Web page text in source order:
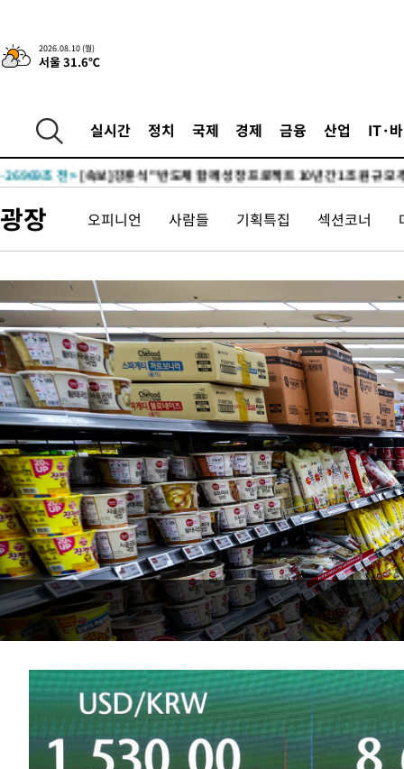
2026.08.10 (월)
서울 31.6℃
실시간 정치 국제 경제 금융 산업 IT·
-28314초 전 >
[단독]체온 40.6도 쓰러진 해명…"엄살"이라며 훈련강요
-27322초 전 >
수"
-26969초 전 >[속보]강훈식 "반도체 함께 성장 프로젝트 10년간 1조원 규모
평가 단축"
-24889초 전 >
[속보]경찰, '내부 비리' 자진신고자 징계 감면…포상금 1억으
-24133초 전 >누그러진 극한 폭염…'낮 최고 34도' 무더위는 이어져[내일날
-18542초 전 >[속보]원·달러 환율, 2.3원 오른 1418.4원 마감
-18386초 전 >[속보]코스피, 40.89포인트(0.65%) 오른 6299.66 마감
-18372초 전 >[속보]코스닥, 55.66포인트(6.97%) 오른 854.47 마감
-15079초 전 >대포통장 107개로 불법도박 수익 5062억 세탁…19명 검거
-13556초 전 >[속보]이 대통령 "2028년 중순까지 광주 군공항 기능 다른 군
으로 임시 배치해 산단 조기 착공"
-10706초 전 >포항스틸야드 관중석 천장 석재 낙하…K리그 전구장 긴급 점검
10분 전 >[속보]'전장연 시위' 1호선 용산역 상행선 무정차 통과 종료
36분 전 >[속보]코스닥 지수 5%대 급등에 '매수 사이드카' 발동
1시간 전 >[속보]원·달러 환율, 오전 9시 1410.3원
1시간 전 > [속보]코스닥, 8.85포인트(1.11%) 오른 807.66 개장
1시간 전 >[속보]코스피, 47.56포인트(0.76%) 오른 6306.33 개장
1시간 전 >[속보]지하철 1호선 상행선 용산역 무정차 통과…"집회·시위"
2시간 전 >'낮 최고 34도' 전국 더위 지속…강원·경상권 오전 비
-28314초 전 >[단독]체온 40.6도 쓰러진 해명…"엄살"이라며 훈련강요
-26969초 전 >[속보]강훈식 "반도체 함께 성장 프로젝트 10년간 1조원 규모
진…상생무역금융 5조 공급"
-26521초 전 >[속보]강훈식 "연내 메가특구특별법 제정 추진…인허가·환경
평가 단축"
-24889초 전 > [속보]경찰, '내부 비리' 자진신고자 징계 감면…포상금 1억으
-24133초 전 > 누그러진 극한 폭염…'낮 최고 34도' 무더위는 이어져[내일날
광장 오피니언 사람들 기획특집 섹션코너